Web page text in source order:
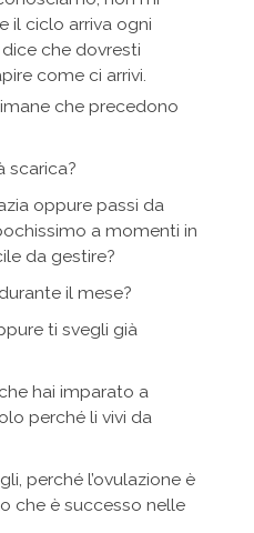
il ciclo arriva ogni
che dovresti
come ci arrivi.
che precedono
scarica?
oppure passi da
a momenti in
da gestire?
il mese?
ti svegli già
hai imparato a
perché li vivi da
perché l’ovulazione è
che è successo nelle